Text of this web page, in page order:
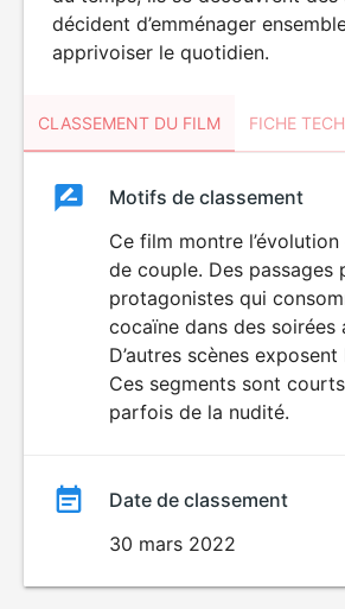
décident d’emménager
apprivoiser le quotidien.
CLASSEMENT DU FILM FICHE
ClassementClassement
Motifs de classement
Ce film montre l’évolution
de couple. Des passages
protagonistes qui
cocaïne dans des soirées
D’autres scènes
Ces segments sont
parfois de la nudité.
Date de classement
30 mars 2022